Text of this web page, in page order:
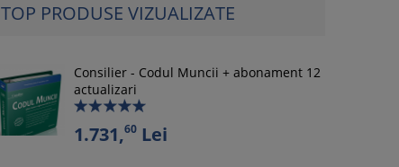
TOP PRODUSE VIZUALIZATE
Consilier - Codul Muncii + abonament 12
actualizari
1.731,60Lei